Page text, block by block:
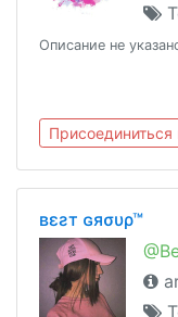
Описание не
Присоединиться
вεƨт ɢяσυρ™